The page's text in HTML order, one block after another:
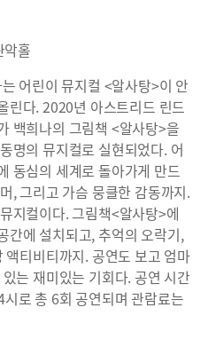
홀
어린이 뮤지컬 <알사탕>이 안
린다. 2020년 아스트리드 린드
백희나의 그림책 <알사탕>을
명의 뮤지컬로 실현되었다. 어
동심의 세계로 돌아가게 만드
, 그리고 가슴 뭉클한 감동까지.
지컬이다. 그림책<알사탕>에
간에 설치되고, 추억의 오락기,
티비티까지. 공연도 보고 엄마
는 재미있는 기회다. 공연 시간
로 총 6회 공연되며 관람료는